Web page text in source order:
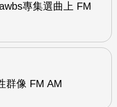
專集選曲上 FM
群像 FM AM